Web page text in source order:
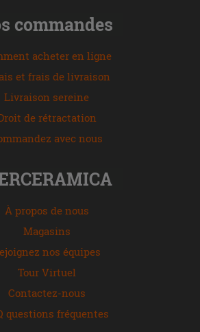
commandes
acheter en ligne
et frais de livraison
Livraison sereine
de rétractation
avec nous
À propos de nous
Magasins
nos équipes
Tour Virtuel
Contactez-nous
questions fréquentes